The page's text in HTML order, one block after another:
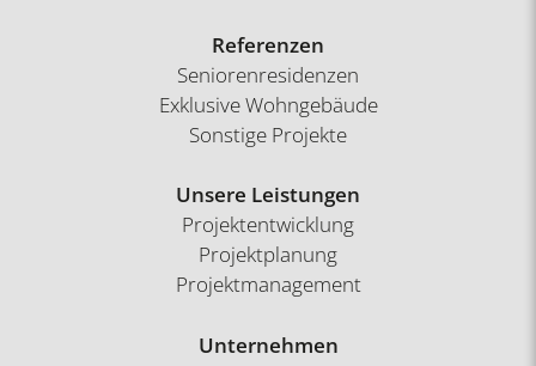
Referenzen
Seniorenresidenzen
Exklusive Wohngebäude
Sonstige Projekte
Unsere Leistungen
Projektentwicklung
Projektplanung
Projektmanagement
Unternehmen